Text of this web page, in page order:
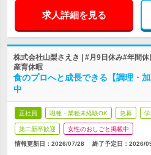
求人詳細を見る
株式会社山梨さえき | #月9日休み#年間
産育休暇
食のプロへと成長できる【調理・
中
正社員 職種・業種未経験OK 急募
第二新卒歓迎 女性のおしごと掲載中
情報更新日：2026/07/28 終了予定日： 2026/